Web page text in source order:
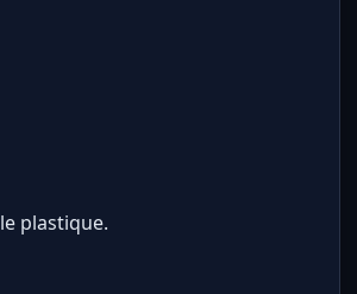
plastique.